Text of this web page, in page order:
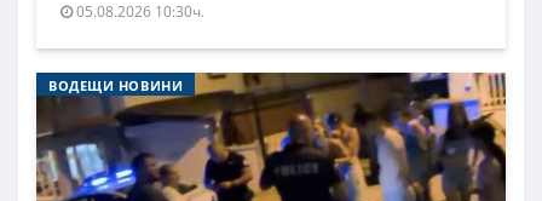
05.08.2026 10:30ч.
ВОДЕЩИ НОВИНИ